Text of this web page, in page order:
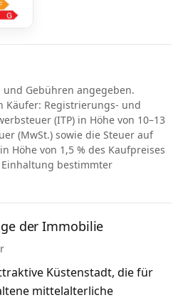
und Gebühren angegeben.
Käufer: Registrierungs- und
(ITP) in Höhe von 10–13
(MwSt.) sowie die Steuer auf
Höhe von 1,5 % des Kaufpreises
bestimmter
der Immobilie
Küstenstadt, die für
mittelalterliche